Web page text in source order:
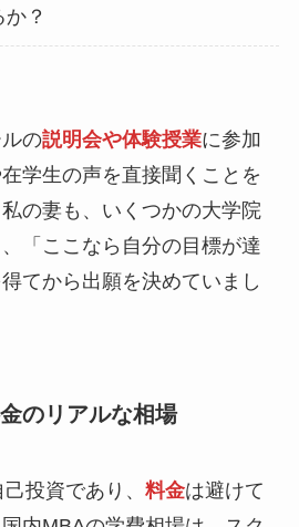
？
の説明会や体験授業に参加
学生の声を直接聞くことを
の妻も、いくつかの大学院
「ここなら自分の目標が達
てから出願を決めていまし
のリアルな相場
投資であり、 料金は避けて